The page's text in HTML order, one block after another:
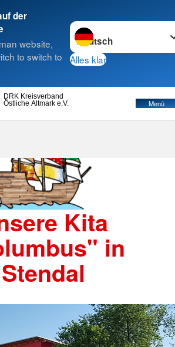
der
website,
to switch to
Sprache wechseln zu
Alles klar
Östliche Altmark e.V.
DRK Kreisverband
Menü
Kita
in
Stendal